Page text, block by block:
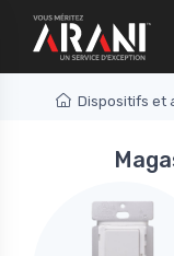
Dispositifs et